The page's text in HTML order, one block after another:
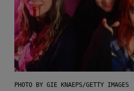
PHOTO BY GIE KNAEPS/GETTY IMAGES